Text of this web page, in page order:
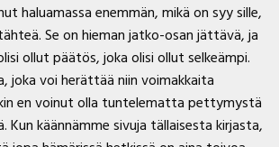
haluamassa enemmän, mikä on syy sille,
Se on hieman jatko-osan jättävä, ja
ollut päätös, joka olisi ollut selkeämpi.
joka voi herättää niin voimakkaita
en voinut olla tuntelematta pettymystä
Kun käännämme sivuja tällaisesta kirjasta,